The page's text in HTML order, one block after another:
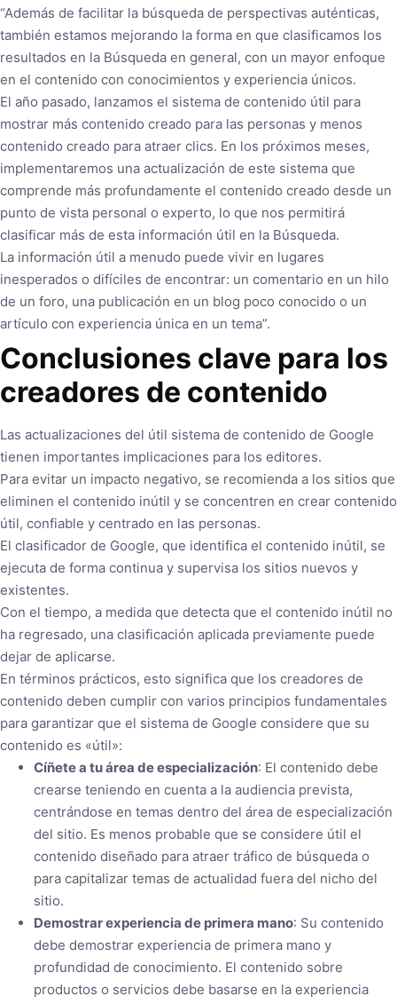
“Además de facilitar la búsqueda de perspectivas auténticas,
también estamos mejorando la forma en que clasificamos los
resultados en la Búsqueda en general, con un mayor enfoque
en el contenido con conocimientos y experiencia únicos.
El año pasado, lanzamos el sistema de contenido útil para
mostrar más contenido creado para las personas y menos
contenido creado para atraer clics. En los próximos meses,
implementaremos una actualización de este sistema que
comprende más profundamente el contenido creado desde un
punto de vista personal o experto, lo que nos permitirá
clasificar más de esta información útil en la Búsqueda.
La información útil a menudo puede vivir en lugares
inesperados o difíciles de encontrar: un comentario en un hilo
de un foro, una publicación en un blog poco conocido o un
artículo con experiencia única en un tema”.
Conclusiones clave para los
creadores de contenido
Las actualizaciones del útil sistema de contenido de Google
tienen importantes implicaciones para los editores.
Para evitar un impacto negativo, se recomienda a los sitios que
eliminen el contenido inútil y se concentren en crear contenido
útil, confiable y centrado en las personas.
El clasificador de Google, que identifica el contenido inútil, se
ejecuta de forma continua y supervisa los sitios nuevos y
existentes.
Con el tiempo, a medida que detecta que el contenido inútil no
ha regresado, una clasificación aplicada previamente puede
dejar de aplicarse.
En términos prácticos, esto significa que los creadores de
contenido deben cumplir con varios principios fundamentales
para garantizar que el sistema de Google considere que su
contenido es «útil»:
Cíñete a tu área de especialización: El contenido debe
crearse teniendo en cuenta a la audiencia prevista,
centrándose en temas dentro del área de especialización
del sitio. Es menos probable que se considere útil el
contenido diseñado para atraer tráfico de búsqueda o
para capitalizar temas de actualidad fuera del nicho del
sitio.
Demostrar experiencia de primera mano: Su contenido
debe demostrar experiencia de primera mano y
profundidad de conocimiento. El contenido sobre
productos o servicios debe basarse en la experiencia